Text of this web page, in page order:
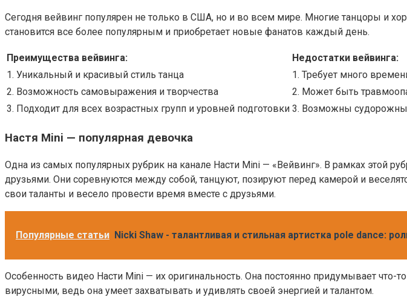
Сегодня вейвинг популярен не только в США, но и во всем мире. Многие танцоры и
становится все более популярным и приобретает новые фанатов каждый день.
Преимущества вейвинга:
Недостатки вейвинга:
1. Уникальный и красивый стиль танца
1. Требует много
2. Возможность самовыражения и творчества
2. Может быть
3. Подходит для всех возрастных групп и уровней подготовки 3. Возможны
Настя Mini — популярная девочка
Одна из самых популярных рубрик на канале Насти Mini — «Вейвинг». В рамках этой
друзьями. Они соревнуются между собой, танцуют, позируют перед камерой и
свои таланты и весело провести время вместе с друзьями.
Популярные статьи Nicki Shaw - талантливая и стильная артистка pole dance:
Особенность видео Насти Mini — их оригинальность. Она постоянно придумывает что-
вирусными, ведь она умеет захватывать и удивлять своей энергией и талантом.